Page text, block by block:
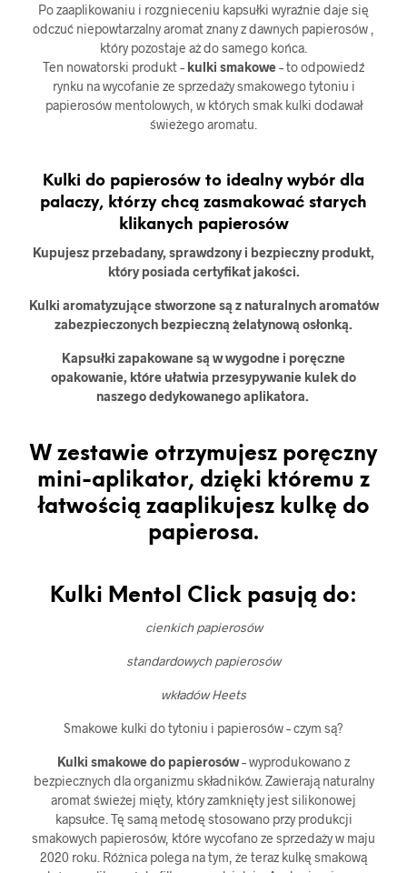
Po zaaplikowaniu i rozgnieceniu kapsułki wyraźnie daje się
odczuć niepowtarzalny aromat znany z dawnych papierosów ,
który pozostaje aż do samego końca.
Ten nowatorski produkt – kulki smakowe– to odpowiedź
rynku na wycofanie ze sprzedaży smakowego tytoniu i
papierosów mentolowych, w których smak kulki dodawał
świeżego aromatu.
Kulki do papierosów to idealny wybór dla
palaczy, którzy chcą zasmakować starych
klikanych papierosów
Kupujesz przebadany, sprawdzony i bezpieczny produkt,
który posiada certyfikat jakości.
Kulki aromatyzujące stworzone są z naturalnych aromatów
zabezpieczonych bezpieczną żelatynową osłonką.
Kapsułki zapakowane są w wygodne i poręczne
opakowanie, które ułatwia przesypywanie kulek do
naszego dedykowanego aplikatora.
W zestawie otrzymujesz poręczny
mini-aplikator, dzięki któremu z
łatwością zaaplikujesz kulkę do
papierosa.
Kulki Mentol Click pasują do:
cienkich papierosów
standardowych papierosów
wkładów Heets
Smakowe kulki do tytoniu i papierosów – czym są?
Kulki smakowe do papierosów– wyprodukowano z
bezpiecznych dla organizmu składników. Zawierają naturalny
aromat świeżej mięty, który zamknięty jest silikonowej
kapsułce. Tę samą metodę stosowano przy produkcji
smakowych papierosów, które wycofano ze sprzedaży w maju
2020 roku. Różnica polega na tym, że teraz kulkę smakową